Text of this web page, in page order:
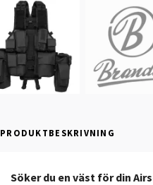
PRODUKTBESKRIVNING
Söker du en väst för din